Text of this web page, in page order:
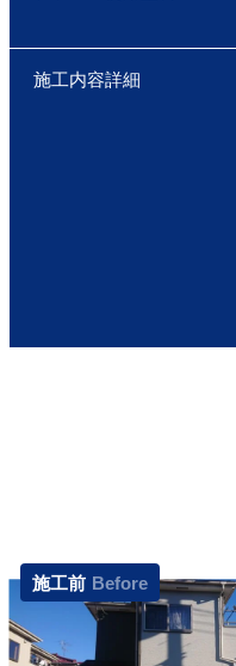
施工内容詳細
施工前 Before